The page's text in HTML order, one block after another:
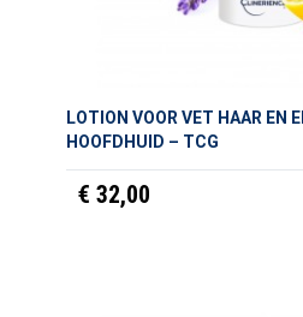
LOTION VOOR VET HAAR EN
HOOFDHUID – TCG
€ 32,00